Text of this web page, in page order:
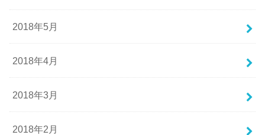
2018年5月
2018年4月
2018年3月
2018年2月